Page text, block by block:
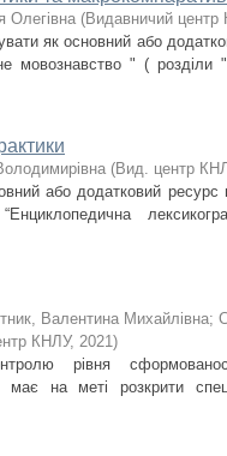
Олегівна (Видавничий центр
як основний або
мовознавство " ( розділи
(Вид. центр
або додатковий ресурс
Валентина Михайлівна;
КНЛУ, 2021)
рівня
має на меті розкрити